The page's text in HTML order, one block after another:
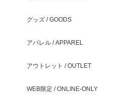
グッズ / GOODS
アパレル / APPAREL
アウトレット / OUTLET
WEB限定 / ONLINE-ONLY